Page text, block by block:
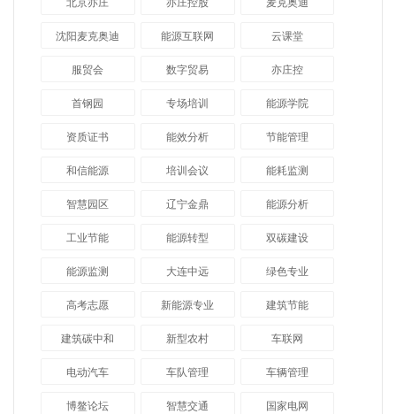
北京亦庄 亦庄控股 麦克奥迪
沈阳麦克奥迪 能源互联网 云课堂
服贸会 数字贸易 亦庄控
首钢园 专场培训 能源学院
资质证书 能效分析 节能管理
和信能源 培训会议 能耗监测
智慧园区 辽宁金鼎 能源分析
工业节能 能源转型 双碳建设
能源监测 大连中远 绿色专业
高考志愿 新能源专业 建筑节能
建筑碳中和 新型农村 车联网
电动汽车 车队管理 车辆管理
博鳌论坛 智慧交通 国家电网